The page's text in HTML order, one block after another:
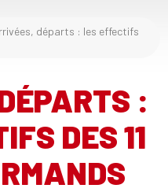
départs : les effectifs
:
DES 11